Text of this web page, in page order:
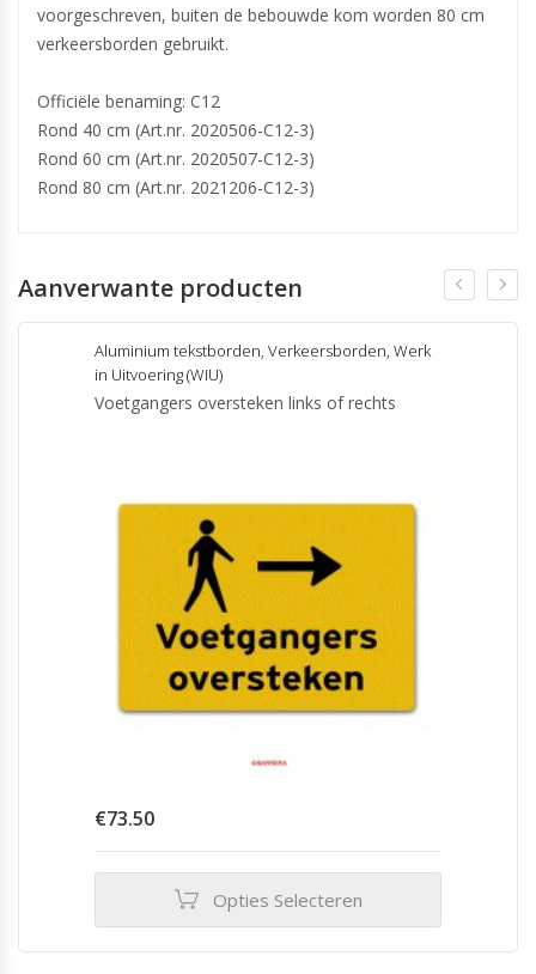
voorgeschreven, buiten de bebouwde kom worden 80 cm
verkeersborden gebruikt.
Officiële benaming: C12
Rond 40 cm (Art.nr. 2020506-C12-3)
Rond 60 cm (Art.nr. 2020507-C12-3)
Rond 80 cm (Art.nr. 2021206-C12-3)
Aanverwante producten
Aluminium tekstborden, Verkeersborden, Werk
in Uitvoering (WIU)
Voetgangers oversteken links of rechts
€73.50
Opties Selecteren